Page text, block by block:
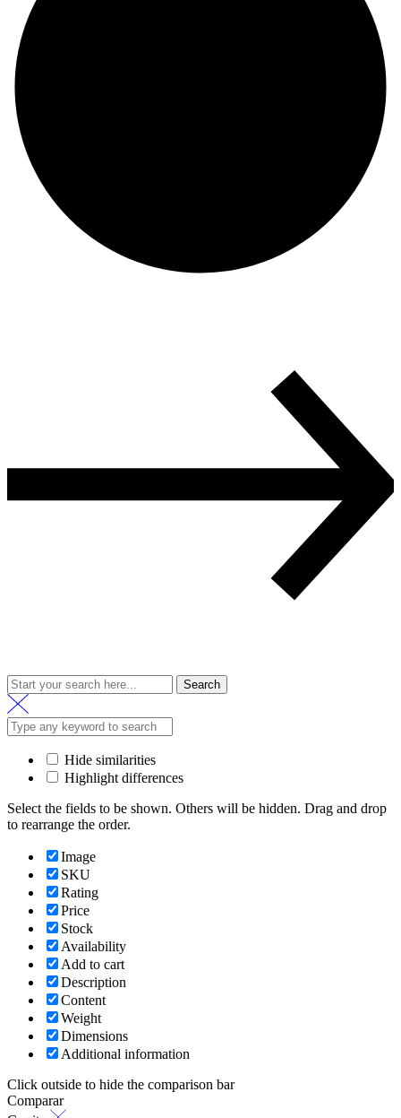
Search
Hide similarities
Highlight differences
Select the fields to be shown. Others will be hidden. Drag and drop
to rearrange the order.
Image
SKU
Rating
Price
Stock
Availability
Add to cart
Description
Content
Weight
Dimensions
Additional information
Click outside to hide the comparison bar
Comparar